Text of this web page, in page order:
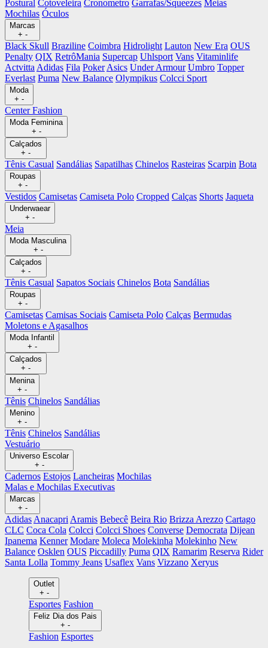
Postural Cotoveleira Cronometro Garrafas/Squeezes Meias
Mochilas Óculos
Marcas
+ -
Black Skull Braziline Coimbra Hidrolight Lauton New Era OUS
Penalty QIX RetrôMania Supercap Uhlsport Vans Vitaminlife
Actvitta Adidas Fila Poker Asics Under Armour Umbro Topper
Everlast Puma New Balance Olympikus Colcci Sport
Moda
+ -
Center Fashion
Moda Feminina
+ -
Calçados
+ -
Tênis Casual Sandálias Sapatilhas Chinelos Rasteiras Scarpin Bota
Roupas
+ -
Vestidos Camisetas Camiseta Polo Cropped Calças Shorts Jaqueta
Underwaear
+ -
Meia
Moda Masculina
+ -
Calçados
+ -
Tênis Casual Sapatos Sociais Chinelos Bota Sandálias
Roupas
+ -
Camisetas Camisas Sociais Camiseta Polo Calças Bermudas
Moletons e Agasalhos
Moda Infantil
+ -
Calçados
+ -
Menina
+ -
Tênis Chinelos Sandálias
Menino
+ -
Tênis Chinelos Sandálias
Vestuário
Universo Escolar
+ -
Cadernos Estojos Lancheiras Mochilas
Malas e Mochilas Executivas
Marcas
+ -
Adidas Anacapri Aramis Bebecê Beira Rio Brizza Arezzo Cartago
CLC Coca Cola Colcci Colcci Shoes Converse Democrata Dijean
Ipanema Kenner Modare Moleca Molekinha Molekinho New
Balance Osklen OUS Piccadilly Puma QIX Ramarim Reserva Rider
Santa Lolla Tommy Jeans Usaflex Vans Vizzano Xeryus
Outlet
+ -
Esportes Fashion
Feliz Dia dos Pais
+ -
Fashion Esportes